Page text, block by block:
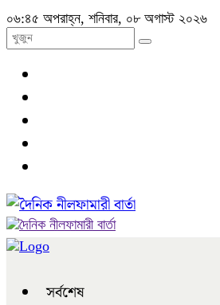
০৬:৪৫ অপরাহ্ন, শনিবার, ০৮ অগাস্ট ২০২৬
সর্বশেষ